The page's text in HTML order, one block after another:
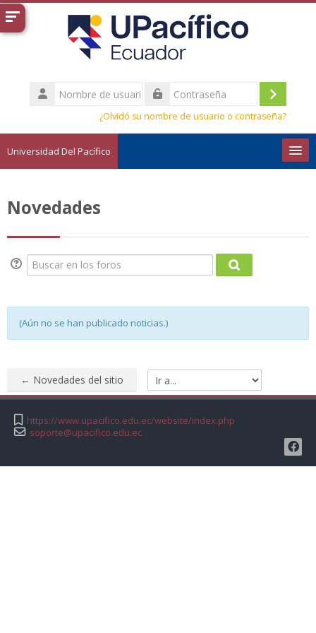
Salta al contenido principal
Nombre
de
Acceder
¿Olvidó su nombre de usuario o contraseña?
Universidad Del Pacífico
Novedades
Buscar en los foros
Buscar en los
(Aún no se han publicado noticias.)
← Novedades del sitio Ir a...
https://www.upacifico.edu.ec/website/index.php
soporte@upacifico.edu.ec